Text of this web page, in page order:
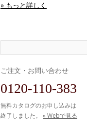
» もっと詳しく
ご注文・お問い合わせ
0120-110-383
無料カタログのお申し込みは
終了しました。 » Webで見る